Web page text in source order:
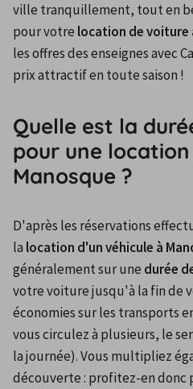
ville tranquillement, tout en
pour votre location de voiture
les offres des enseignes avec
prix attractif en toute saison !
Quelle est la
pour une
Manosque ?
D'après les réservations
la location d'un véhicule à
généralement sur une durée
votre voiture jusqu'à la fin de
économies sur les transports
vous circulez à plusieurs, le
la journée). Vous multipliez
découverte : profitez-en